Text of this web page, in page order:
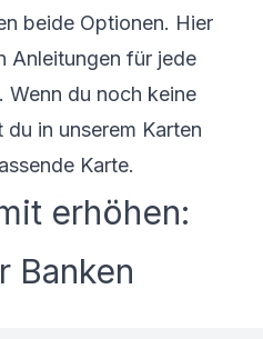
beide Optionen. Hier
Anleitungen für jede
Wenn du noch keine
in unserem Karten
Karte.
erhöhen:
Banken